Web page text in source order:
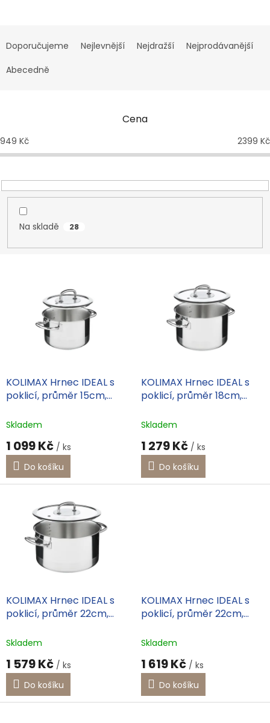
a
e
o
d
k
t
Doporučujeme Nejlevnější Nejdražší
Nejprodávanější
Abecedně
Cena
949 Kč 2399 Kč
Na skladě 28
d
ů
KOLIMAX Hrnec IDEAL s
poklicí, průměr 15cm,
Skladem
1 099 Kč / ks
Do košíku
KOLIMAX Hrnec IDEAL s
poklicí, průměr 18cm,
Skladem
1 279 Kč / ks
Do košíku
KOLIMAX Hrnec IDEAL s
poklicí, průměr 22cm,
Skladem
1 579 Kč / ks
Do košíku
KOLIMAX Hrnec IDEAL s
poklicí, průměr 22cm,
Skladem
1 619 Kč / ks
Do košíku